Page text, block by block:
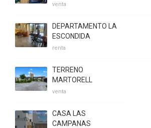
venta
DEPARTAMENTO LA
ESCONDIDA
renta
TERRENO
MARTORELL
venta
CASA LAS
CAMPANAS